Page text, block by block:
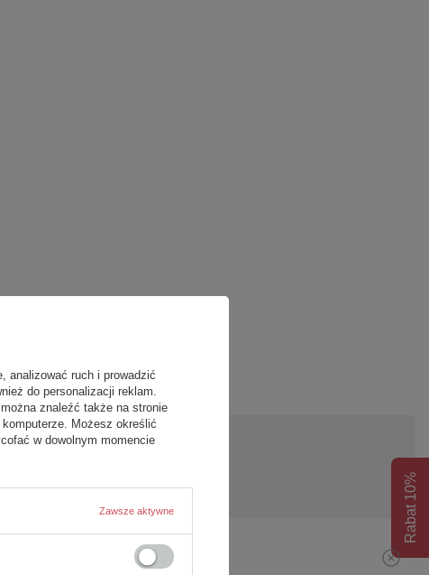
Rabat 10%
analizować ruch i prowadzić
do personalizacji reklam.
znaleźć także na stronie
Możesz określić
w dowolnym momencie
Zawsze aktywne